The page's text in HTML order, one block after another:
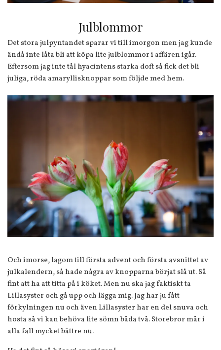
Julblommor
Det stora julpyntandet sparar vi till imorgon men jag kunde
ändå inte låta bli att köpa lite julblommor i affären igår.
Eftersom jag inte tål hyacintens starka doft så fick det bli
juliga, röda amaryllisknoppar som följde med hem.
Och imorse, lagom till första advent och första avsnittet av
julkalendern, så hade några av knopparna börjat slå ut. Så
fint att ha att titta på i köket. Men nu ska jag faktiskt ta
Lillasyster och gå upp och lägga mig. Jag har ju fått
förkylningen nu och även Lillasyster har en del snuva och
hosta så vi kan behöva lite sömn båda två. Storebror mår i
alla fall mycket bättre nu.